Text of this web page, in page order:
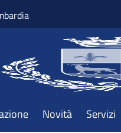
Novità Servizi